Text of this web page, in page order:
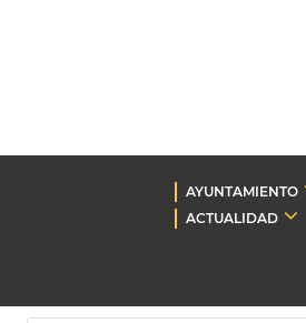
AYUNTAMIENTO
ACTUALIDAD